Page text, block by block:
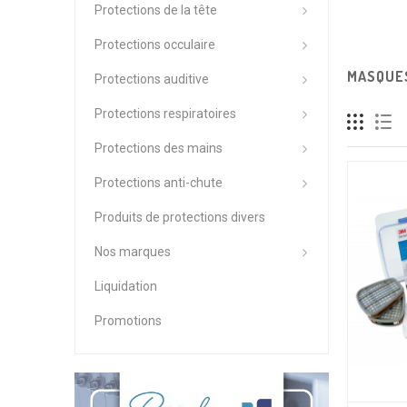
Protections de la tête
Protections occulaire
Protections auditive
Protections respiratoires
Protections des mains
Protections anti-chute
Produits de protections divers
Nos marques
Liquidation
Promotions